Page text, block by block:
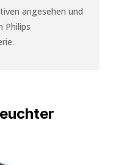
angesehen und
Philips